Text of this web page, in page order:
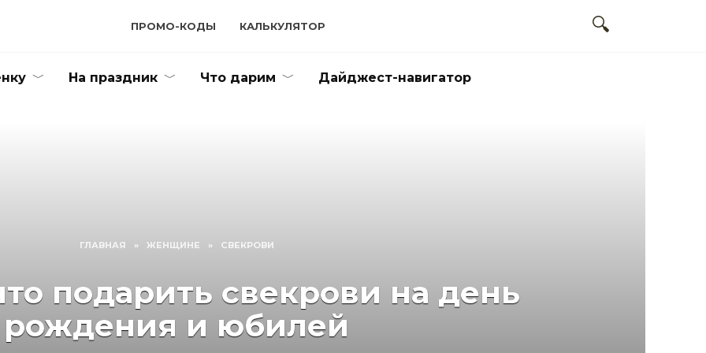
ПРОМО-КОДЫ КАЛЬКУЛЯТОР
На праздник Что дарим Дайджест-навигатор
ГЛАВНАЯ » ЖЕНЩИНЕ » СВЕКРОВИ
подарить свекрови на день
рождения и юбилей